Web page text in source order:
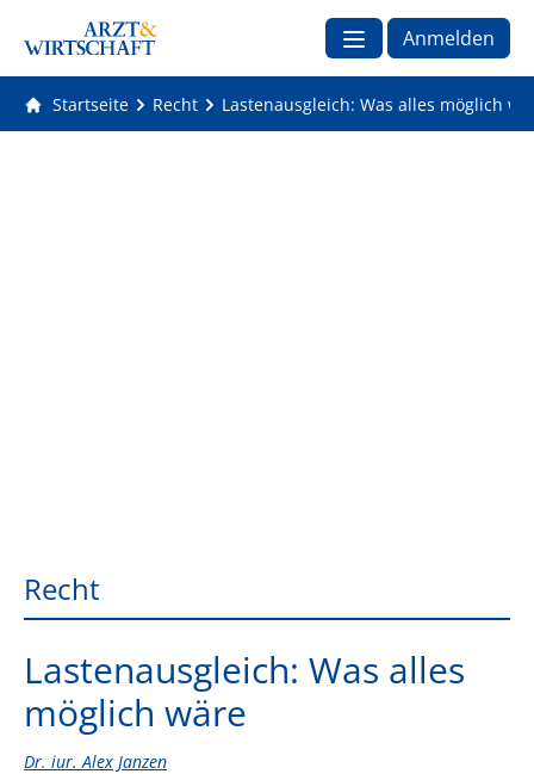
Anmelden
Startseite Recht Lastenausgleich: Was alles möglich
Recht
Lastenausgleich: Was alles
möglich wäre
Dr. iur. Alex Janzen